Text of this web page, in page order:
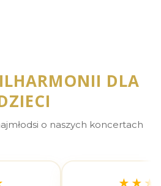
DLA
o naszych koncertach